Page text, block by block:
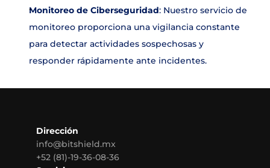
Monitoreo de Ciberseguridad: Nuestro servicio de
monitoreo proporciona una vigilancia constante
para detectar actividades sospechosas y
responder rápidamente ante incidentes.
Dirección
info@bitshield.mx
+52 (81)-19-36-08-36